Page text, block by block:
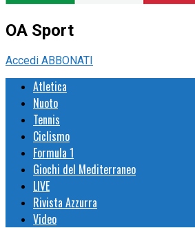
OA Sport
Accedi ABBONATI
Atletica
Nuoto
Tennis
Ciclismo
Formula 1
Giochi del Mediterraneo
LIVE
Rivista Azzurra
Video